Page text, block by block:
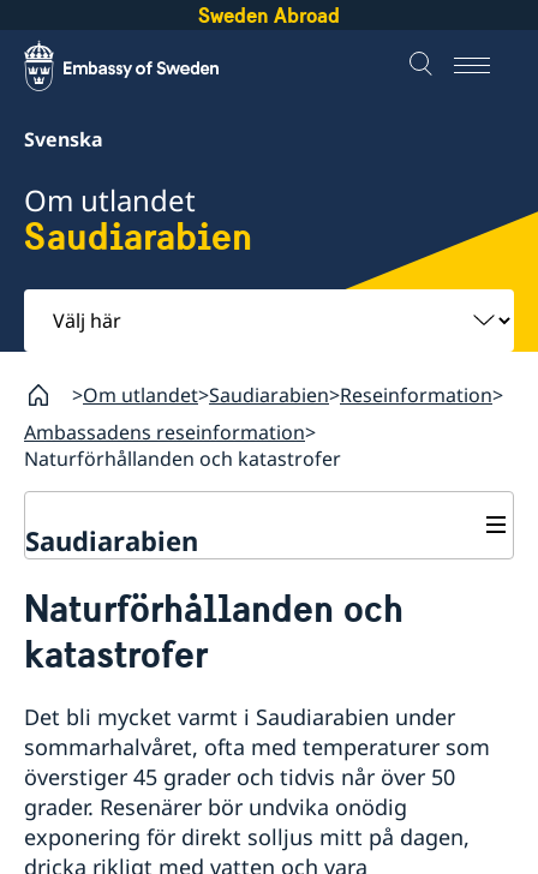
Sweden Abroad
Svenska
Om utlandet
Saudiarabien
Välj
här
Om utlandet Saudiarabien Reseinformation
Ambassadens reseinformation
Naturförhållanden och katastrofer
Saudiarabien
Hjälp till svenskar i Saudiarabien
Rösta i Saudiarabien
Förlust av pass
Förnyelse av pass för vuxna
Förnyelse av pass för barn under 18 år
Ansökan om pass för barn under 18 år
Provisoriskt pass
Nationellt id-kort
Medborgarskapsfrågor
Anmälan av nyfött barn i utlandet
Samordningsnummer
Namnändring
Reseinformation
Aktuella händelser
Allmänna säkerhetsläget
Terrorism
Naturförhållanden och katastrofer
In- och utresebestämmelser
Hälso- och sjukvård
Naturförhållanden och
katastrofer
Det bli mycket varmt i Saudiarabien under
sommarhalvåret, ofta med temperaturer som
överstiger 45 grader och tidvis når över 50
grader. Resenärer bör undvika onödig
exponering för direkt solljus mitt på dagen,
dricka rikligt med vatten och vara